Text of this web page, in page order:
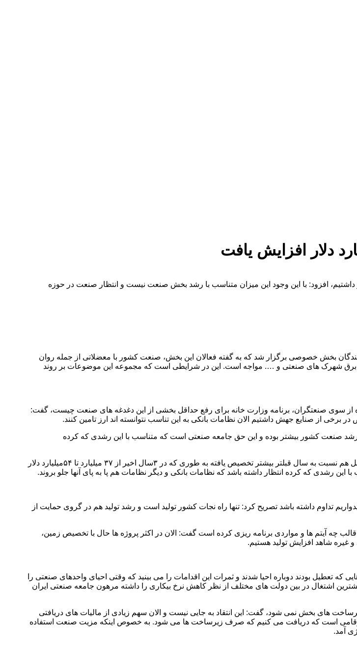
تا ۵۴میلیارد دلار افزایش تخصیص ارز داشتیم، افزود: با این وجود این میزان متناسب با رشد بخش صنعت نیست و انتظار صنعت در حوزه
بخش خصوصی برگزار شد که به گفته فعالان این بخش، صنعت کشور با معضلاتی از جمله روان
برق شهرک های صنعتی و …. مواجه است. این در شرایطی است که مجموعه این موضوعات بر روند
سوی صنعتگران، برنامه وزارت خانه برای رفع حداقل بخشی از این دغدغه های صنعت چیست، گفت:
از صنایع جهش داشتیم الان نظامات بانکی به این تناسب نتوانسته اند ارز تامین کنند.
دلار افزایش ارز داشتیم، اما رشد صنعت کشور بیشتر بوده و این حق جامعه صنعتی است که متناسب با این رشدی که کرده
برادران افزود: درست است نسبت به سال های قبل روند تامین ارز را افزایش داده ایم و سال قبل هم نسبت به سال قبلتر بیشتر تخصیص یافته به طوری که در ۳سال اخیر از ۳۷ میلیارد تا ۵۴میلیارد دلار
رشدی که کرده انتظار داشته باشد که نظامات بانکی و دیگر نظامات هم پا به پای آنها جلو بروند.
تداوم داشته باشد تصریح کرد: تنها راه نجات کشور تولید است و رشد تولید هم در گروی حمایت از
چه آیتم ها و مواردی برنامه ریزی کرده است گفت: الان در اکثر پروژه ها حال با تخصیص زمین،
غیره شاهد افزایش تولید هستیم.
بودند دوباره احیا شدند و ثمرات این اقدامات را می بینید که وقتی احیای واحدهای صنعتی را
اشتغال در بین دولت های مختلف از نظر کاهش نرخ بیکاری را داشته مرهون جامعه صنعتی ایران
های بخش نمی شود، گفت: این انتقاد به جایی نیست و الان سهم زیادی از مالیات های دریافتی
است که دریافت می کنیم که صرف زیرساخت ها می شود. به خصوص اینکه مزیت صنعت استفاده
آمد.